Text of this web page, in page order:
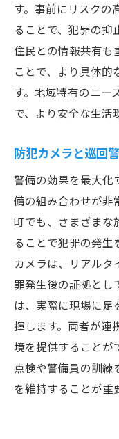
す。事前にリスクの
ることで、犯罪の抑
住民との情報共有も
ことで、より具体
す。地域特有のニー
で、より安全な生活
防犯カメラと巡回
警備の効果を最大化
備の組み合わせが非
町でも、さまざまな
ることで犯罪の発生
カメラは、リアルタ
罪発生後の証拠とし
は、実際に現場に足
揮します。両者が連
境を提供することが
点検や警備員の訓練
を維持することが重